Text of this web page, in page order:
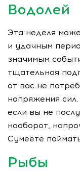
Водолей
Эта неделя
и удачным
значимым
тщательная
от вас не
напряжения
если вы не
наоборот,
Сумеете
Рыбы